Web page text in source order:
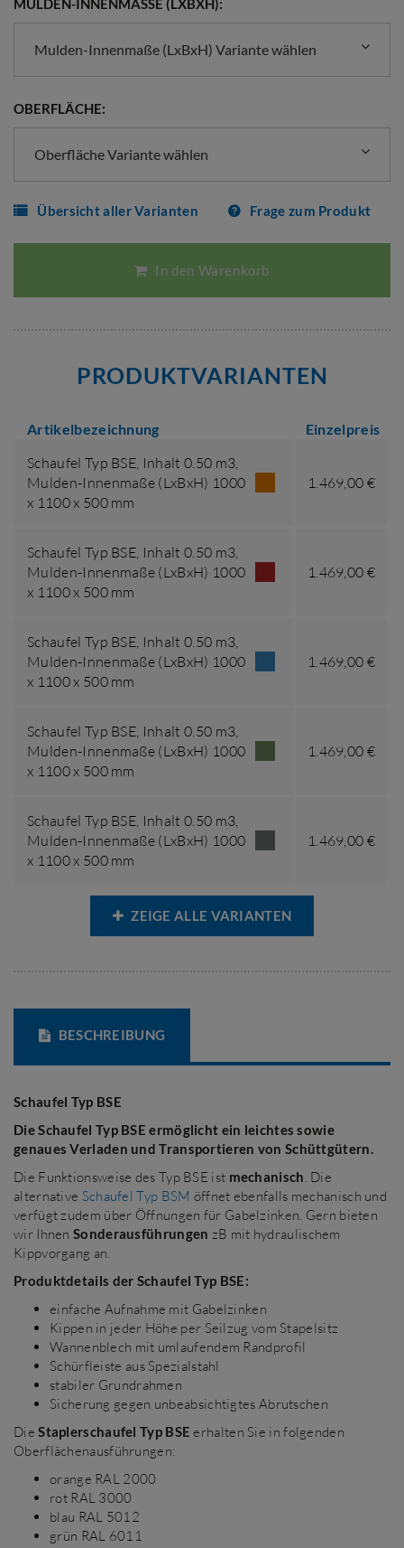
MULDEN-INNENMASSE (LXBXH):
Mulden-Innenmaße (LxBxH) Variante wählen
OBERFLÄCHE:
Oberfläche Variante wählen
Übersicht aller Varianten Frage zum Produkt
In den Warenkorb
PRODUKTVARIANTEN
Artikelbezeichnung Einzelpreis
Schaufel Typ BSE, Inhalt 0.50 m3,
Mulden-Innenmaße (LxBxH) 1000
x 1100 x 500 mm
1.469,00 €
Schaufel Typ BSE, Inhalt 0.50 m3,
Mulden-Innenmaße (LxBxH) 1000
x 1100 x 500 mm
1.469,00 €
Schaufel Typ BSE, Inhalt 0.50 m3,
Mulden-Innenmaße (LxBxH) 1000
x 1100 x 500 mm
1.469,00 €
Schaufel Typ BSE, Inhalt 0.50 m3,
Mulden-Innenmaße (LxBxH) 1000
x 1100 x 500 mm
1.469,00 €
Schaufel Typ BSE, Inhalt 0.50 m3,
Mulden-Innenmaße (LxBxH) 1000
x 1100 x 500 mm
1.469,00 €
ZEIGE ALLE VARIANTEN
BESCHREIBUNG
Schaufel Typ BSE
Die Schaufel Typ BSE ermöglicht ein leichtes sowie
genaues Verladen und Transportieren von Schüttgütern.
Die Funktionsweise des Typ BSE ist mechanisch. Die
alternative Schaufel Typ BSM öffnet ebenfalls mechanisch und
verfügt zudem über Öffnungen für Gabelzinken. Gern bieten
wir Ihnen Sonderausführungen zB mit hydraulischem
Kippvorgang an.
Produktdetails der Schaufel Typ BSE:
einfache Aufnahme mit Gabelzinken
Kippen in jeder Höhe per Seilzug vom Stapelsitz
Wannenblech mit umlaufendem Randprofil
Schürfleiste aus Spezialstahl
stabiler Grundrahmen
Sicherung gegen unbeabsichtigtes Abrutschen
DieStaplerschaufel Typ BSEerhalten Sie in folgenden
Oberflächenausführungen:
orange RAL 2000
rot RAL 3000
blau RAL 5012
grün RAL 6011